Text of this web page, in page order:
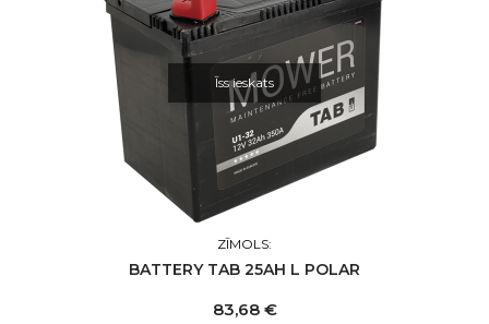
Īss ieskats
ZĪMOLS:
BATTERY TAB 25AH L POLAR
Cena
83,68 €